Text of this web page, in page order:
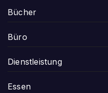
Bücher
Büro
Dienstleistung
Essen